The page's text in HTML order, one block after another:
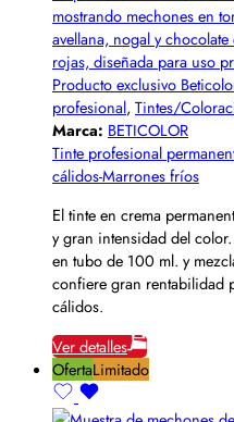
Producto exclusivo
profesional, Tintes/
Marca: BETICOLOR
Tinte profesional
cálidos-Marrones fríos
El tinte en crema
y gran intensidad del
en tubo de 100 ml. y
confiere gran rentabilidad
cálidos.
Ver detalles
OfertaLimitado